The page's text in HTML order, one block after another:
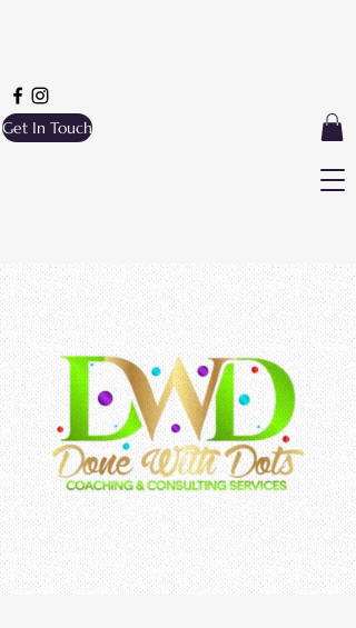
Get In Touch